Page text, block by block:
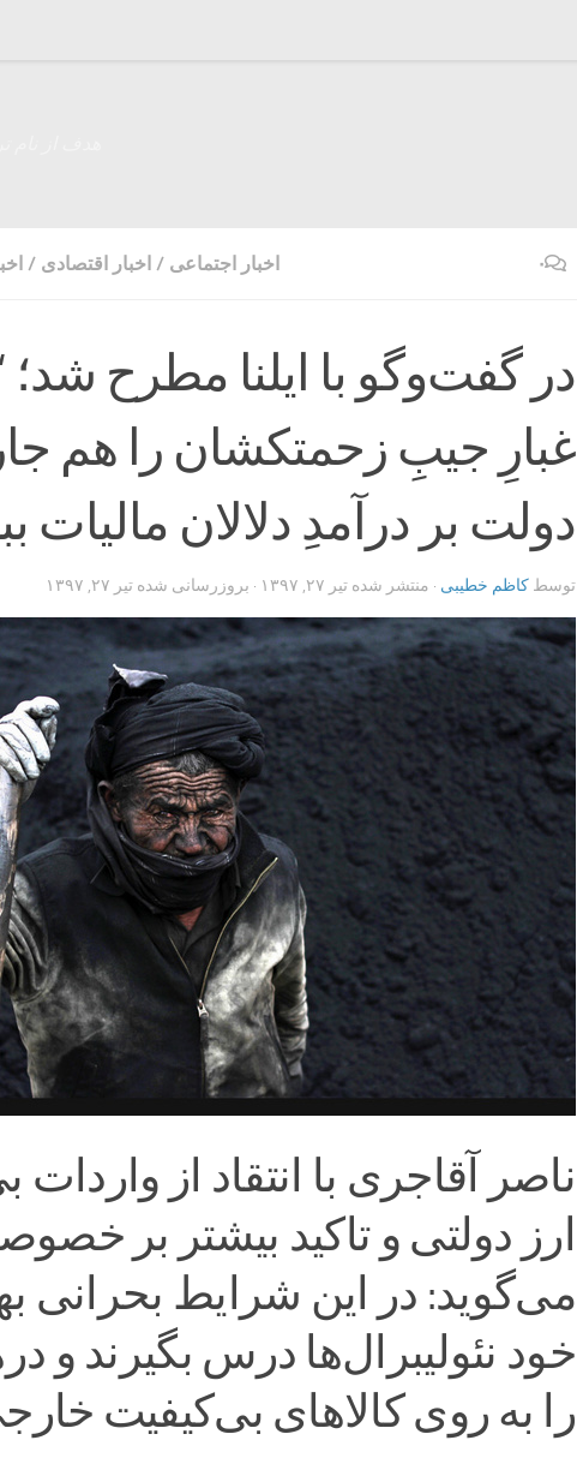
اخبار اجتماعی / اخبار اقتصادی / ۰
در گفت‌و‌گو با ایلنا مطرح شد؛
غبارِ جیبِ زحمتکشان را هم
دولت بر درآمدِ دلالان مالیات
توسط کاظم خطیبی · منتشر شده تیر ۲۷, ۱۳۹۷ · بروزرسانی شده تیر ۲۷, ۱۳۹۷
ناصر آقاجری با انتقاد از واردات
ارز دولتی و تاکید بیشتر بر
می‌گوید: در این شرایط بحرانی
خود نئولیبرال‌ها درس بگیرند و
را به روی کالاهای بی‌کیفیت